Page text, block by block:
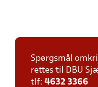
Spørgsmål
rettes til DBU
tlf: 4632 3366